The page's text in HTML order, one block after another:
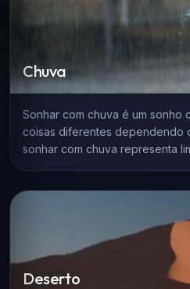
Chuva
Sonhar com chuva é um sonho
coisas diferentes dependendo
sonhar com chuva representa
Deserto